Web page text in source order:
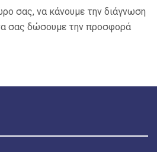
σας, να κάνουμε την διάγνωση
σας δώσουμε την προσφορά